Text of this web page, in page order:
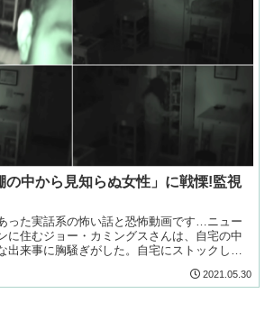
の中から見知らぬ女性」に戦慄!監視
った実話系の怖い話と恐怖動画です…ニュー
に住むジョー・カミングスさんは、自宅の中
出来事に胸騒ぎがした。自宅にストックして
2021.05.30